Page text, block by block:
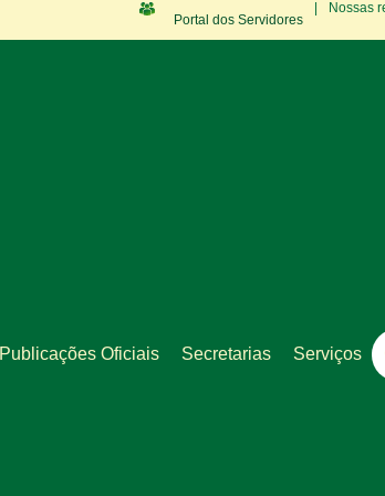
Portal dos Servidores
Nossas
Publicações Oficiais Secretarias Serviços